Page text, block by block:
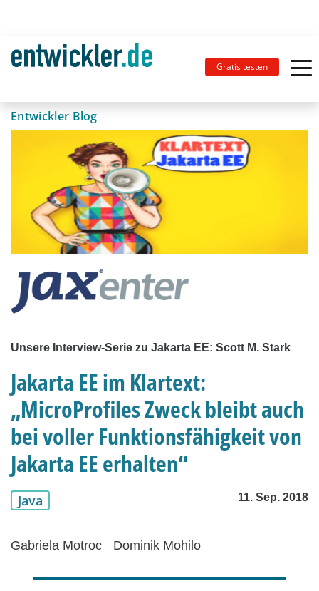
Gratis testen
Entwickler Blog
Unsere Interview-Serie zu Jakarta EE: Scott M. Stark
Jakarta EE im Klartext:
„MicroProfiles Zweck bleibt auch
bei voller Funktionsfähigkeit von
Jakarta EE erhalten“
Java 11. Sep. 2018
Gabriela Motroc Dominik Mohilo